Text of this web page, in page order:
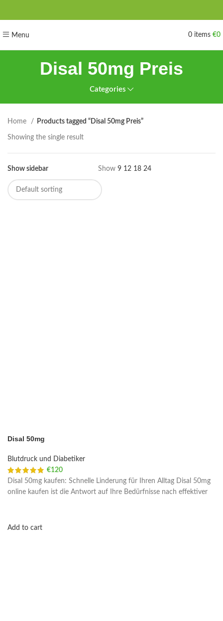
Menu 0 items €0
Disal 50mg Preis
Categories
Home Products tagged “Disal 50mg Preis”
Showing the single result
Show sidebar Show 9 12 18 24
Disal 50mg
Blutdruck und Diabetiker
€120
Disal 50mg kaufen: Schnelle Linderung für Ihren Alltag Disal 50mg
online kaufen ist die Antwort auf Ihre Bedürfnisse nach effektiver
Add to cart